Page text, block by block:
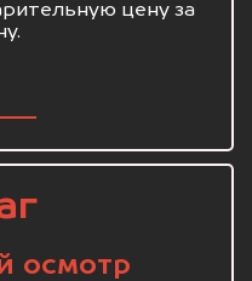
цену за
осмотр